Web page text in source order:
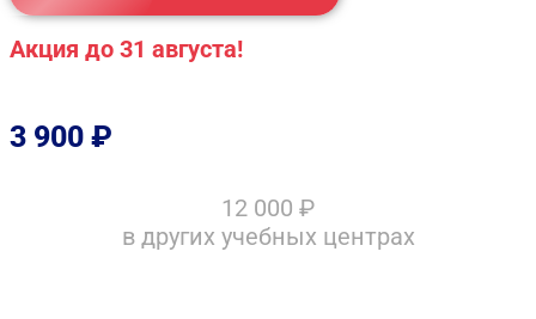
Акция до 31 августа!
3 900 ₽
12 000 ₽
в других учебных центрах